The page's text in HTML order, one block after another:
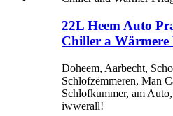
22L Heem Auto
Chiller a Wärmere
Doheem, Aarbecht,
Schlofzëmmeren, Man
Schlofkummer, am
iwwerall!